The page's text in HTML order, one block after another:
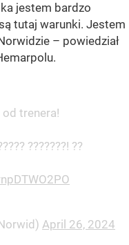
jestem bardzo
tutaj warunki. Jestem
– powiedział
trenera!
???????! ??
April 26, 2024